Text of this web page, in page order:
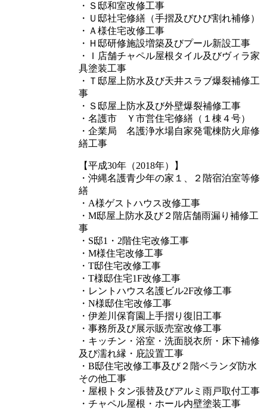
・Ｓ邸和室改修工事
・Ｕ邸社宅修繕（手摺及びひび割れ補修）
・Ａ様住宅改修工事
・Ｈ邸研修施設増築及びプール新設工事
・Ｉ店舗チャペル屋根タイル及びヴィラ家
具塗装工事
・Ｔ邸屋上防水及び天井スラブ爆裂補修工
事
・Ｓ邸屋上防水及び外壁爆裂補修工事
・名護市 Ｙ市営住宅修繕（１棟４号）
・企業局 名護浄水場自家発電棟防火扉修
繕工事
【平成30年（2018年）】
・沖縄名護青少年の家１、２階宿泊室等修
繕
・A様ゲストハウス改修工事
・M邸屋上防水及び２階店舗雨漏り補修工
事
・S邸1・2階住宅改修工事
・M様住宅改修工事
・T邸住宅改修工事
・T様邸住宅1F改修工事
・レントハウス名護ビル2F改修工事
・N様邸住宅改修工事
・伊差川保育園上手摺り復旧工事
・事務所及び展示販売室改修工事
・キッチン・浴室・洗面脱衣所・床下補修
及び濡れ縁・庇設置工事
・B邸住宅改修工事及び２階ベランダ防水
その他工事
・屋根トタン張替及びアルミ雨戸取付工事
・チャペル屋根・ホール内壁塗装工事